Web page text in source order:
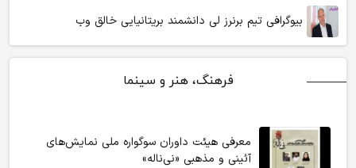
بیوگرافی تیم برنرز لی دانشمند بریتانیایی خالق وب
فرهنگ، هنر و سینما
معرفی هیئت داوران سوگواره ملی نمایش‌های
آئینی و مذهبی «نی‌ناله»